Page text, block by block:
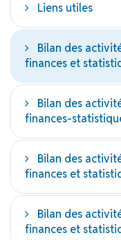
Liens utiles
Bilan des
finances et
Bilan des
finances-
Bilan des
finances et
Bilan des
finances et